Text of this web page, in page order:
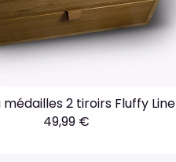
médailles 2 tiroirs Fluffy Line
49,99 €